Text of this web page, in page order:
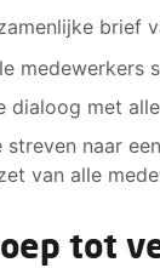
brief
medewerkers
dialoog met
streven naar
van alle
tot